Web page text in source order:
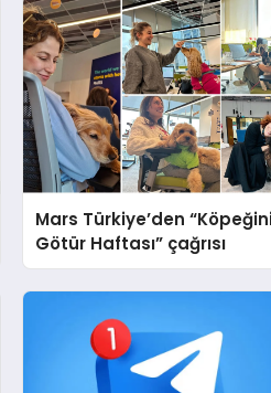
Mars Türkiye’den
Götür Haftası” çağrısı